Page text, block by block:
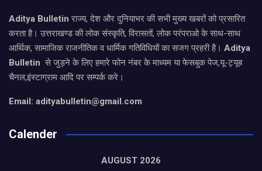
Aditya Bulletinराज्य, देश और दुनियाभर की सभी मुख्य खबरों को प्रसारित
करता है। उत्तराखण्ड की लोक संस्कृति, विरासतों, लोक परंपराओ के साथ-साथ
आर्थिक, सामाजिक राजनीतिक व धार्मिक गतिविधियों का सजग प्रहरी है। Aditya
Bulletin से जुड़ने के लिए हमारे फोन नंबर के माध्यम या फेसबुक पेज,यू-ट्यूब
चैनल,इंस्टाग्राम आदि पर सम्पर्क करे।
Email: adityabulletin@gmail.com
Calender
AUGUST 2026